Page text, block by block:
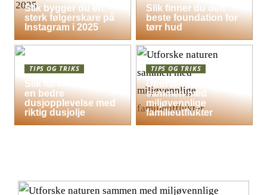
Slik bygger du en
sterk følgerskare på
Instagram i 2025
Slik finner du den
beste foundation for
tørr hud
TIPS OG TRIKS
Slik får hele familien
en bedre
dusjopplevelse med
riktig dusjolje
TIPS OG TRIKS
Utforske naturen
sammen med
miljøvennlige
familieutflukter